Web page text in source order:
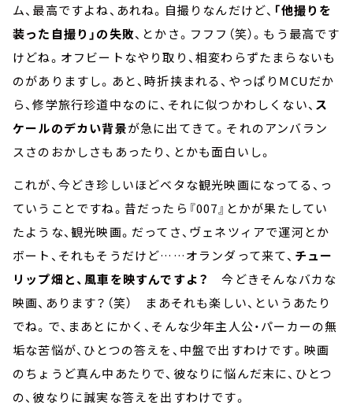
ム、最高ですよね、あれね。自撮りなんだけど、 「他撮りを
装った自撮り」の失敗、とかさ。フフフ（笑）。もう最高です
けどね。オフビートなやり取り、相変わらずたまらないも
のがありますし。あと、時折挟まれる、やっぱりMCUだか
ら、修学旅行珍道中なのに、それに似つかわしくない、 ス
ケールのデカい背景が急に出てきて。それのアンバラン
スさのおかしさもあったり、とかも面白いし。
これが、今どき珍しいほどベタな観光映画になってる、っ
ていうことですね。昔だったら『007』とかが果たしてい
たような、観光映画。だってさ、ヴェネツィアで運河とか
ボート、それもそうだけど……オランダって来て、 チュー
リップ畑と、風車を映すんですよ？今どきそんなバカな
映画、あります？（笑） まあそれも楽しい、というあたり
でね。で、まあとにかく、そんな少年主人公・パーカーの無
垢な苦悩が、ひとつの答えを、中盤で出すわけです。映画
のちょうど真ん中あたりで、彼なりに悩んだ末に、ひとつ
の、彼なりに誠実な答えを出すわけです。